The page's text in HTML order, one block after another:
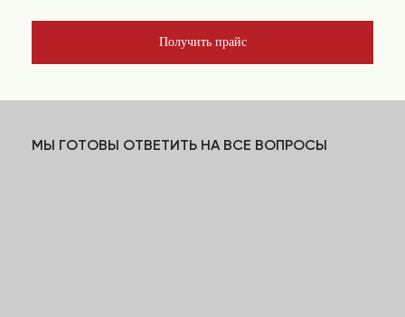
Получить прайс
МЫ ГОТОВЫ ОТВЕТИТЬ НА ВСЕ ВОПРОСЫ